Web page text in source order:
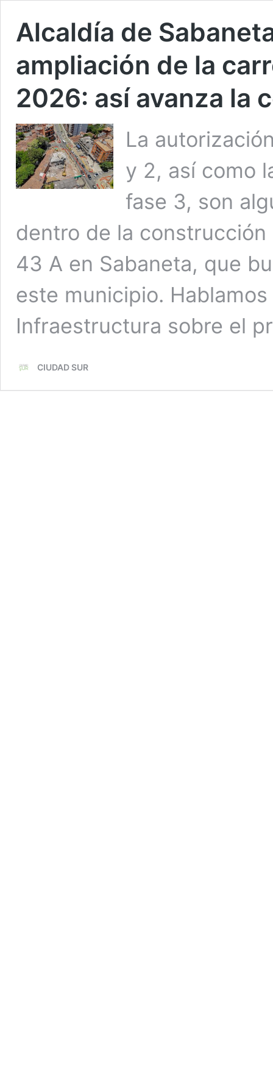
Alcaldía de
ampliación de la
2026: así avanza la
La
y 2, así como
fase 3, son
dentro de la
43 A en Sabaneta, que
este municipio.
Infraestructura sobre el
CIUDAD SUR